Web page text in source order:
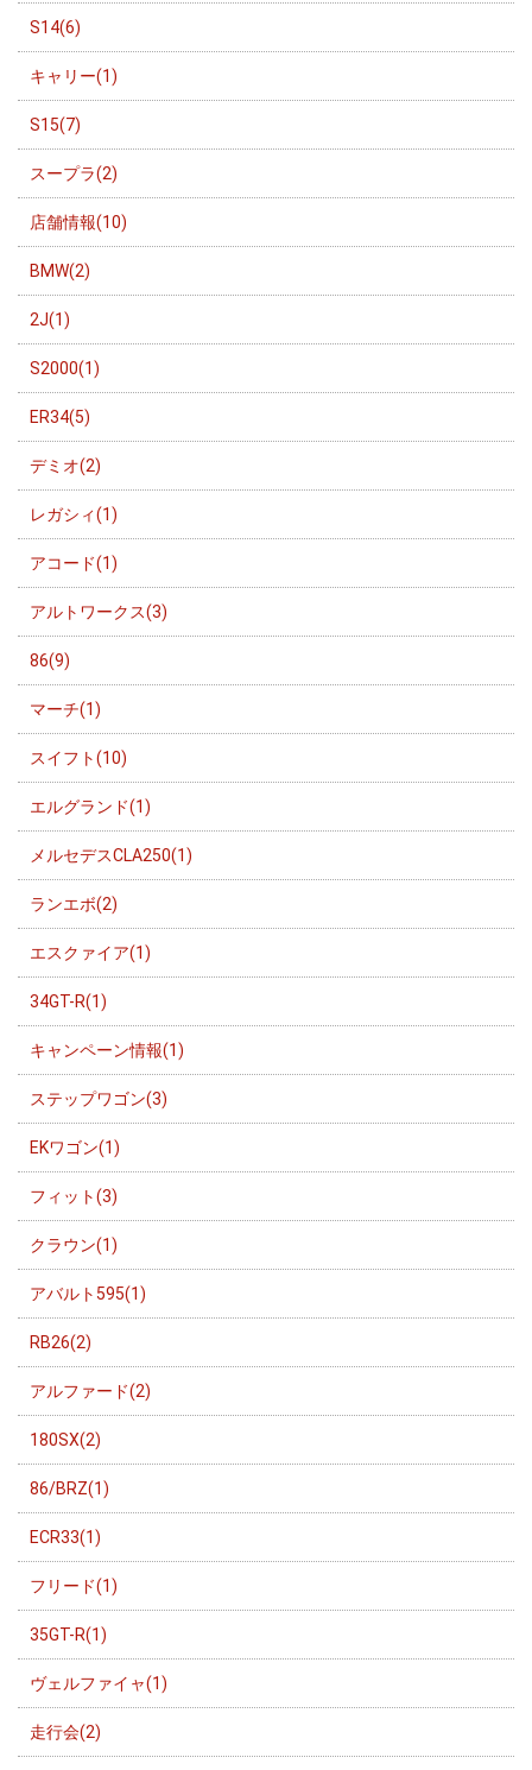
S14(6)
キャリー(1)
S15(7)
スープラ(2)
店舗情報(10)
BMW(2)
2J(1)
S2000(1)
ER34(5)
デミオ(2)
レガシィ(1)
アコード(1)
アルトワークス(3)
86(9)
マーチ(1)
スイフト(10)
エルグランド(1)
メルセデスCLA250(1)
ランエボ(2)
エスクァイア(1)
34GT-R(1)
キャンペーン情報(1)
ステップワゴン(3)
EKワゴン(1)
フィット(3)
クラウン(1)
アバルト595(1)
RB26(2)
アルファード(2)
180SX(2)
86/BRZ(1)
ECR33(1)
フリード(1)
35GT-R(1)
ヴェルファイャ(1)
走行会(2)